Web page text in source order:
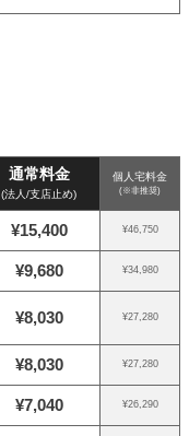
通常料金
(法人/支店止め)
個人宅料金
(※非推奨)
¥15,400 ¥46,750
¥9,680 ¥34,980
¥8,030 ¥27,280
¥8,030 ¥27,280
¥7,040 ¥26,290